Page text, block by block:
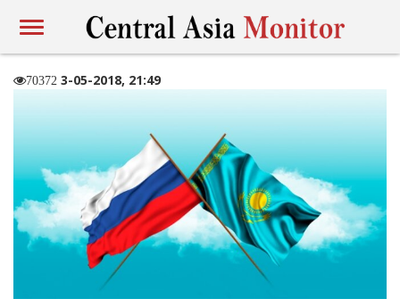
70372 3-05-2018, 21:49